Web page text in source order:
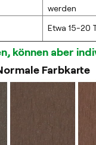
werden
Etwa 15-20
können aber
Farbkarte